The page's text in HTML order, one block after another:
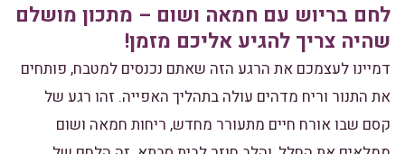
לחם בריוש עם חמאה ושום – מתכון מושלם
שהיה צריך להגיע אליכם מזמן!
דמיינו לעצמכם את הרגע הזה שאתם נכנסים למטבח, פותחים
את התנור וריח מדהים עולה בתהליך האפייה. זהו רגע של
קסם שבו אורח חיים מתעורר מחדש, ריחות חמאה ושום